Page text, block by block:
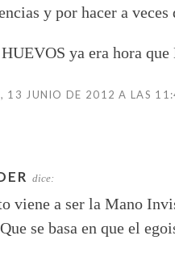
y por hacer a veces
ya era hora
13 JUNIO DE 2012 A LAS
dice:
viene a ser la Mano
se basa en que el